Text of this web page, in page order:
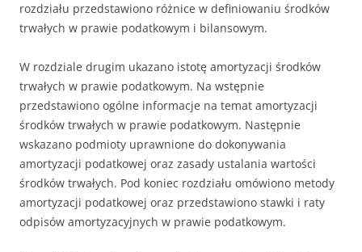
rozdziału przedstawiono różnice w definiowaniu środków
trwałych w prawie podatkowym i bilansowym.
W rozdziale drugim ukazano istotę amortyzacji środków
trwałych w prawie podatkowym. Na wstępnie
przedstawiono ogólne informacje na temat amortyzacji
środków trwałych w prawie podatkowym. Następnie
wskazano podmioty uprawnione do dokonywania
amortyzacji podatkowej oraz zasady ustalania wartości
środków trwałych. Pod koniec rozdziału omówiono metody
amortyzacji podatkowej oraz przedstawiono stawki i raty
odpisów amortyzacyjnych w prawie podatkowym.